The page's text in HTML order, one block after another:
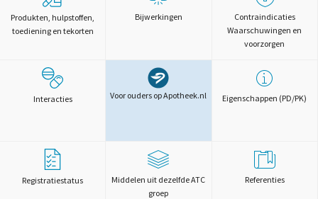
Produkten, hulpstoffen,
toediening en tekorten
Bijwerkingen
Contraindicaties
Waarschuwingen en
voorzorgen
Interacties Voor ouders op Apotheek.nl Eigenschappen (PD/PK)
Registratiestatus
Middelen uit dezelfde ATC
groep
Referenties